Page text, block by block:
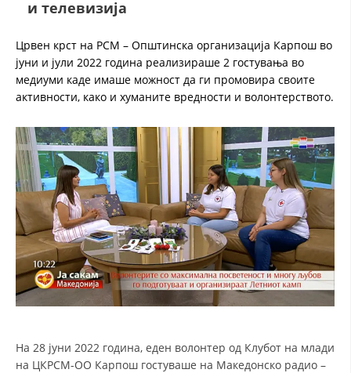
ДЕЈСТВУВАЊЕ
ПРИРАЧНИЦИ
СТРАТЕГИИ
ЕДУКАТИВНО ИНФОРМАТИВНИ МАТЕРИЈАЛИ
БРОШУРИ
ПОСТЕРИ
ПРЕЗЕНТАЦИИ
и телевизија
Црвен крст на РСМ – Општинска организација Карпош во
јуни и јули 2022 година реализираше 2 гостувања во
медиуми каде имаше можност да ги промовира своите
активности, како и хуманите вредности и волонтерството.
На 28 јуни 2022 година, еден волонтер од Клубот на млади
на ЦКРСМ-ОО Карпош гостуваше на Македонско радио –